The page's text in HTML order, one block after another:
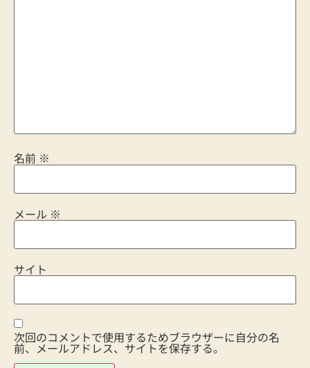
名前 ※
メール ※
サイト
次回のコメントで使用するためブラウザーに自分の名
前、メールアドレス、サイトを保存する。